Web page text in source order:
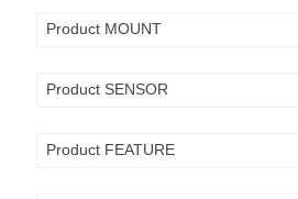
Product MOUNT
Product SENSOR
Product FEATURE